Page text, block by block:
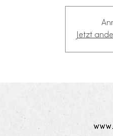
Jetzt